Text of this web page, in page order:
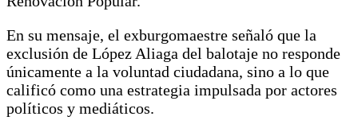
En su mensaje, el exburgomaestre señaló que la
exclusión de López Aliaga del balotaje no responde
únicamente a la voluntad ciudadana, sino a lo que
calificó como una estrategia impulsada por actores
políticos y mediáticos.